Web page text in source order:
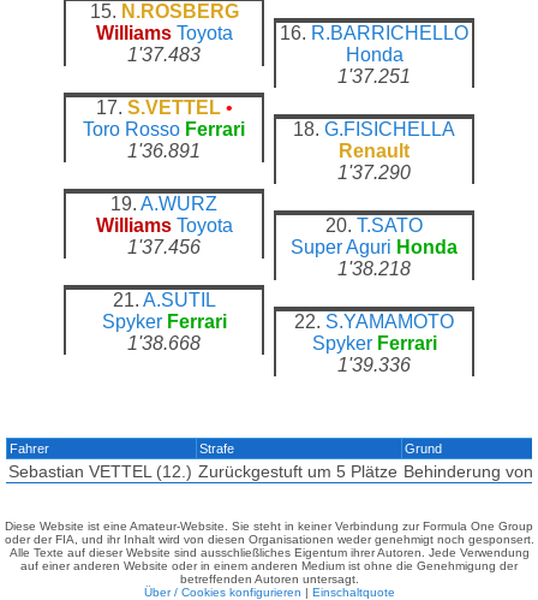
15. N.ROSBERG
Williams Toyota
1'37.483
16. R.BARRICHELLO
Honda
1'37.251
17. S.VETTEL •
Toro Rosso Ferrari
1'36.891
18. G.FISICHELLA
Renault
1'37.290
19. A.WURZ
Williams Toyota
1'37.456
20. T.SATO
Super Aguri Honda
1'38.218
21. A.SUTIL
Spyker Ferrari
1'38.668
22. S.YAMAMOTO
Spyker Ferrari
1'39.336
Fahrer Strafe Grund
Sebastian VETTEL (12.) Zurückgestuft um 5 Plätze Behinderung
Diese Website ist eine Amateur-Website. Sie steht in keiner Verbindung zur Formula One Group
oder der FIA, und ihr Inhalt wird von diesen Organisationen weder genehmigt noch gesponsert.
Alle Texte auf dieser Website sind ausschließliches Eigentum ihrer Autoren. Jede Verwendung
auf einer anderen Website oder in einem anderen Medium ist ohne die Genehmigung der
betreffenden Autoren untersagt.
Über / Cookies konfigurieren | Einschaltquote